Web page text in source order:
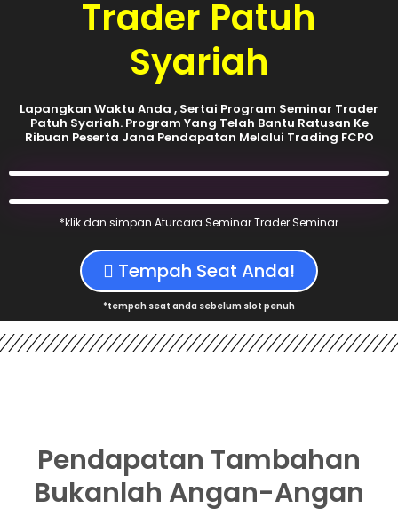
Trader Patuh
Syariah
Lapangkan Waktu Anda , Sertai Program Seminar Trader
Patuh Syariah. Program Yang Telah Bantu Ratusan Ke
Ribuan Peserta Jana Pendapatan Melalui Trading FCPO
*klik dan simpan Aturcara Seminar Trader Seminar
Tempah Seat Anda!
*tempah seat anda sebelum slot penuh
Pendapatan Tambahan
Bukanlah Angan-Angan